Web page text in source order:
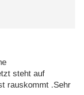
steht auf
rauskommt .Sehr